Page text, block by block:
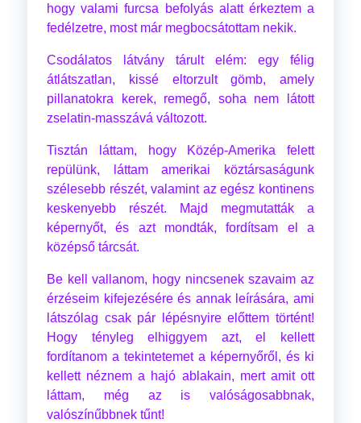
hogy valami furcsa befolyás alatt érkeztem a
fedélzetre, most már megbocsátottam nekik.
Csodálatos látvány tárult elém: egy félig
átlátszatlan, kissé eltorzult gömb, amely
pillanatokra kerek, remegő, soha nem látott
zselatin-masszává változott.
Tisztán láttam, hogy Közép-Amerika felett
repülünk, láttam amerikai köztársaságunk
szélesebb részét, valamint az egész kontinens
keskenyebb részét. Majd megmutatták a
képernyőt, és azt mondták, fordítsam el a
középső tárcsát.
Be kell vallanom, hogy nincsenek szavaim az
érzéseim kifejezésére és annak leírására, ami
látszólag csak pár lépésnyire előttem történt!
Hogy tényleg elhiggyem azt, el kellett
fordítanom a tekintetemet a képernyőről, és ki
kellett néznem a hajó ablakain, mert amit ott
láttam, még az is valóságosabbnak,
valószínűbbnek tűnt!